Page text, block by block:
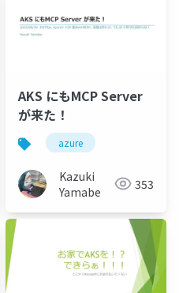
AKS にもMCP Server
が来た！
azure
Kazuki
Yamabe
353